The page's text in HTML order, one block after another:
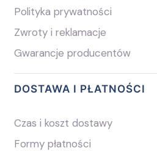
Polityka prywatności
Zwroty i reklamacje
Gwarancje producentów
DOSTAWA I PŁATNOŚCI
Czas i koszt dostawy
Formy płatności